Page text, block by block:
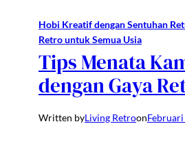
Hobi Kreatif dengan Sentuhan
Retro untuk Semua Usia
Tips Menata
dengan Gaya
Written byLiving Retroon